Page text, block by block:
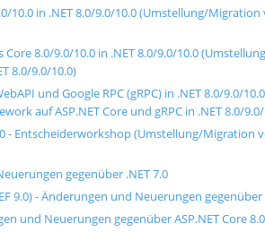
10.0 in .NET 8.0/9.0/10.0 (Umstellung/
Core 8.0/9.0/10.0 in .NET 8.0/9.0/10.0
8.0/9.0/10.0)
und Google RPC (gRPC) in .NET 8.0/9.0/
auf ASP.NET Core und gRPC in .NET 8.0/
- Entscheiderworkshop (Umstellung/Migration
gegenüber .NET 7.0
9.0) - Änderungen und Neuerungen
und Neuerungen gegenüber ASP.NET Core 8.0